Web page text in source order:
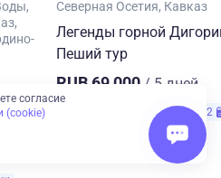
Северная Осетия Кавказ
Легенды горной
Пеший тур
RUB 69,000 / 5 дней
15 авг. — 19 авг. +2
согласие
(cookie)